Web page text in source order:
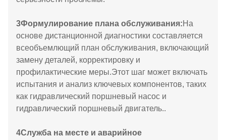
3Формулирование плана обслуживания:На
основе дистанционной диагностики составляется
всеобъемлющий план обслуживания, включающий
замену деталей, корректировку и
профилактические меры.Этот шаг может включать
испытания и анализ ключевых компонентов, таких
как гидравлический поршневый насос и
гидравлический поршневый двигатель..
4Служба на месте и аварийное